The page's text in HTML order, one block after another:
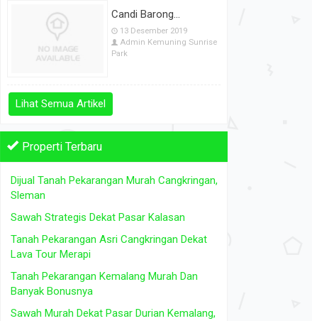
Tanah sawah mangku Jalan Kalia...
Tanah Dijual di Bantul Jogja Klaten Magelang Prambanan
Rp 290.000.000
Candi Barong...
13 Desember 2019
Admin Kemuning Sunrise
Park
Lihat Semua Artikel
Properti Terbaru
Dijual Tanah Pekarangan Murah Cangkringan,
Sleman
Sawah Strategis Dekat Pasar Kalasan
Tanah Pekarangan Asri Cangkringan Dekat
Lava Tour Merapi
Tanah Pekarangan Kemalang Murah Dan
Banyak Bonusnya
Sawah Murah Dekat Pasar Durian Kemalang,